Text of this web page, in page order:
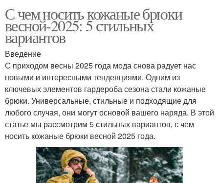
С чем носить кожаные брюки
весной-2025: 5 стильных
вариантов
Введение
С приходом весны 2025 года мода снова радует нас
новыми и интересными тенденциями. Одним из
ключевых элементов гардероба сезона стали кожаные
брюки. Универсальные, стильные и подходящие для
любого случая, они могут основой вашего наряда. В этой
статье мы рассмотрим 5 стильных вариантов, с чем
носить кожаные брюки весной 2025 года.